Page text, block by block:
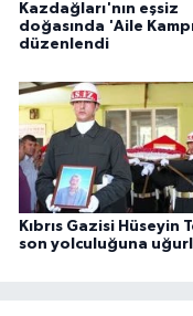
Kazdağları'nın eşsiz
doğasında 'Aile
düzenlendi
Kıbrıs Gazisi Hüseyin
son yolculuğuna